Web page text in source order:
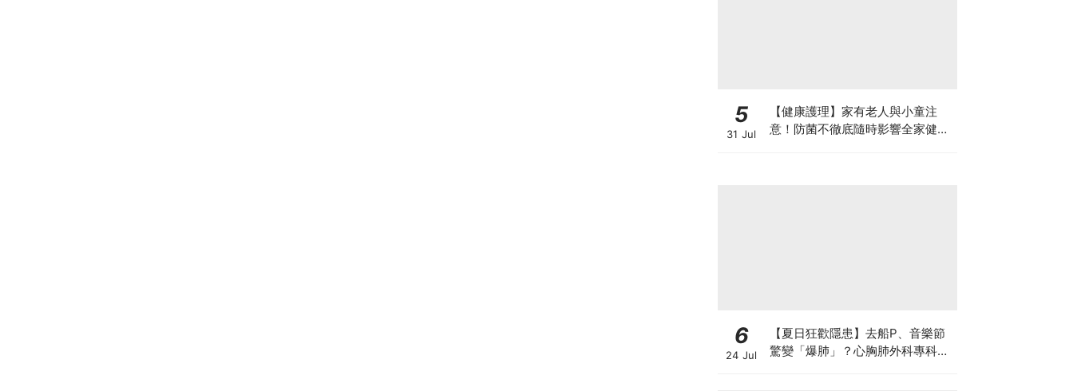
5
31 Jul
【健康護理】家有老人與小童注
意！防菌不徹底隨時影響全家健康
6
24 Jul
【夏日狂歡隱患】去船P、音樂節
驚變「爆肺」？心胸肺外科專科醫